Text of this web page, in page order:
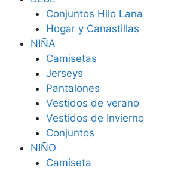
Conjuntos Hilo Lana
Hogar y Canastillas
NIÑA
Camisetas
Jerseys
Pantalones
Vestidos de verano
Vestidos de Invierno
Conjuntos
NIÑO
Camiseta